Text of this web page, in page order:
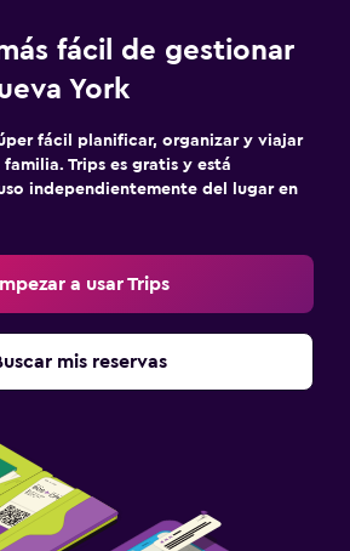
fácil de gestionar
York
fácil planificar, organizar y viajar
Trips es gratis y está
independientemente del lugar en
a usar Trips
mis reservas